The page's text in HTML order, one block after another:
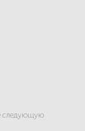
следующую